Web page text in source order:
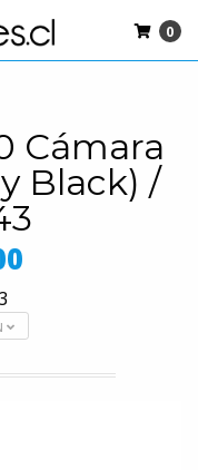
0
Cámara
Black) /